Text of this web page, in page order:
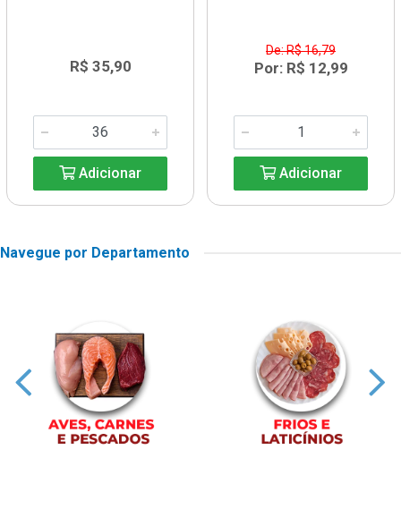
R$ 35,90
Adicionar
De: R$ 16,79
Por: R$ 12,99
Adicionar
Navegue por Departamento